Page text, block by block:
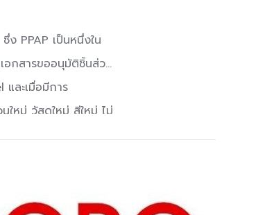
PPAP เป็นหนึ่งใน
กสารขออนุมัติชิ้นส่วน
ละเมื่อมีการ
หม่ วัสดุใหม่ สีใหม่ ไม่
ในการออกแบบ ข้อ